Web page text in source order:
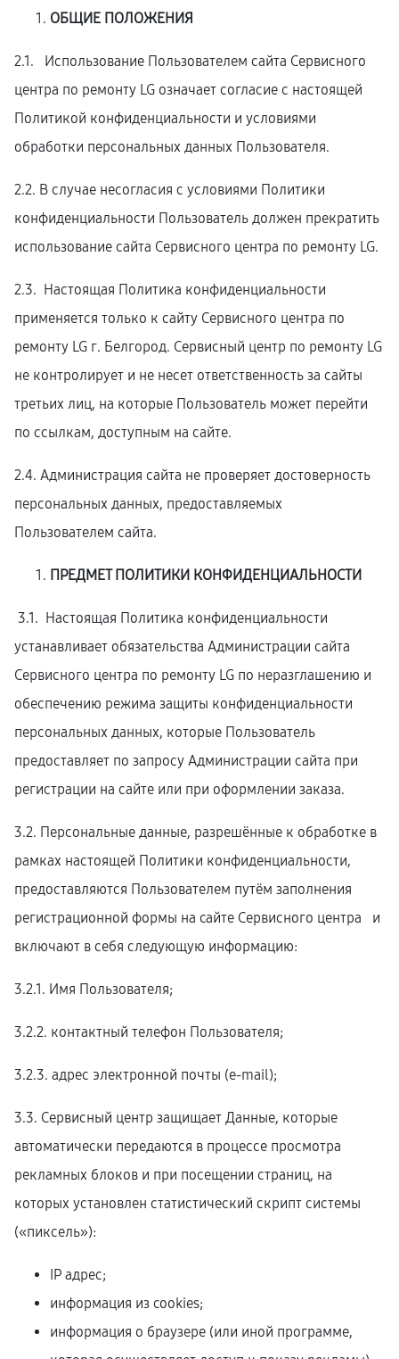
ОБЩИЕ ПОЛОЖЕНИЯ
2.1. Использование Пользователем сайта Сервисного
центра по ремонту LG означает согласие с настоящей
Политикой конфиденциальности и условиями
обработки персональных данных Пользователя.
2.2. В случае несогласия с условиями Политики
конфиденциальности Пользователь должен прекратить
использование сайта Сервисного центра по ремонту LG.
2.3. Настоящая Политика конфиденциальности
применяется только к сайту Сервисного центра по
ремонту LG г. Белгород. Сервисный центр по ремонту LG
не контролирует и не несет ответственность за сайты
третьих лиц, на которые Пользователь может перейти
по ссылкам, доступным на сайте.
2.4. Администрация сайта не проверяет достоверность
персональных данных, предоставляемых
Пользователем сайта.
ПРЕДМЕТ ПОЛИТИКИ КОНФИДЕНЦИАЛЬНОСТИ
3.1. Настоящая Политика конфиденциальности
устанавливает обязательства Администрации сайта
Сервисного центра по ремонту LG по неразглашению и
обеспечению режима защиты конфиденциальности
персональных данных, которые Пользователь
предоставляет по запросу Администрации сайта при
регистрации на сайте или при оформлении заказа.
3.2. Персональные данные, разрешённые к обработке в
рамках настоящей Политики конфиденциальности,
предоставляются Пользователем путём заполнения
регистрационной формы на cайте Сервисного центра и
включают в себя следующую информацию:
3.2.1. Имя Пользователя;
3.2.2. контактный телефон Пользователя;
3.2.3. адрес электронной почты (e-mail);
3.3. Сервисный центр защищает Данные, которые
автоматически передаются в процессе просмотра
рекламных блоков и при посещении страниц, на
которых установлен статистический скрипт системы
(«пиксель»):
IP адрес;
информация из cookies;
информация о браузере (или иной программе,